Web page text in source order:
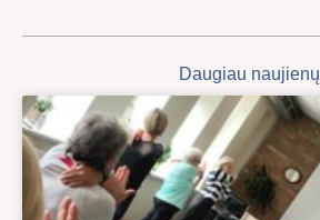
Daugiau naujienų